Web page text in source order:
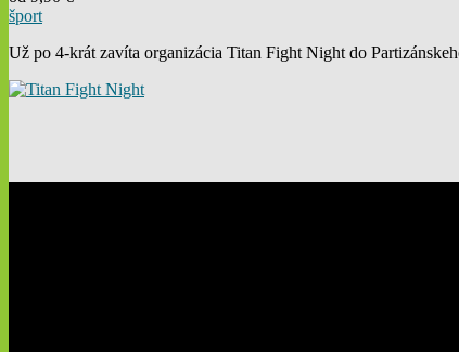
šport
Už po 4-krát zavíta organizácia Titan Fight Night do